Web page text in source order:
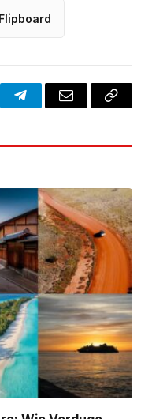
TelegramEmail
Copy